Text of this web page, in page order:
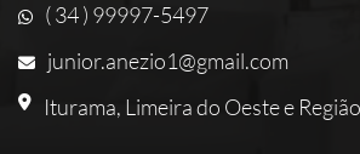
( 34 ) 99997-5497
junior.anezio1@gmail.com
Iturama, Limeira do Oeste e Região